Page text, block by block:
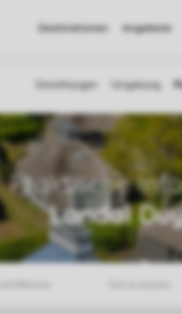
Destinationen Angebote